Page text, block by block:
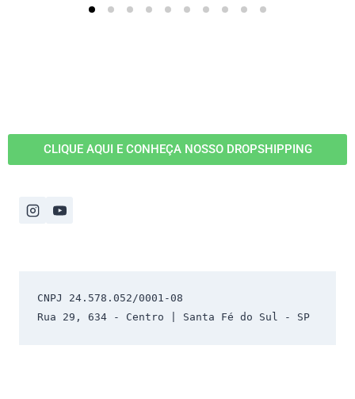
CLIQUE AQUI E CONHEÇA NOSSO DROPSHIPPING
CNPJ 24.578.052/0001-08
Rua 29, 634 - Centro | Santa Fé do Sul - SP